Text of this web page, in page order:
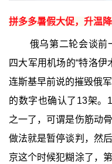
拼多多暑假大促，升温
俄乌第二轮会谈前
四大军用机场的“特洛
连斯基早前说的摧毁俄
的数字也确认了13架。
之一了，可谓是伤筋动
做法就是暂停谈判，然
京这个时候犯糊涂了，